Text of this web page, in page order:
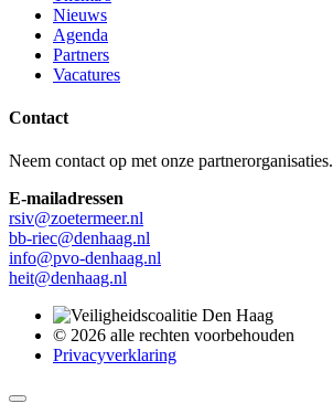
Nieuws
Agenda
Partners
Vacatures
Contact
Neem contact op met onze partnerorganisaties.
E-mailadressen
rsiv@zoetermeer.nl
bb-riec@denhaag.nl
info@pvo-denhaag.nl
heit@denhaag.nl
© 2026 alle rechten voorbehouden
Privacyverklaring